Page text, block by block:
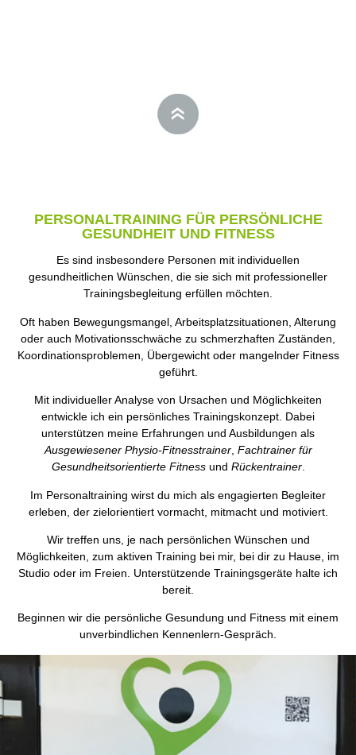
PERSONALTRAINING FÜR PERSÖNLICHE
GESUNDHEIT UND FITNESS
Es sind insbesondere Personen mit individuellen
gesundheitlichen Wünschen, die sie sich mit professioneller
Trainingsbegleitung erfüllen möchten.
Oft haben Bewegungsmangel, Arbeitsplatzsituationen, Alterung
oder auch Motivationsschwäche zu schmerzhaften Zuständen,
Koordinationsproblemen, Übergewicht oder mangelnder Fitness
geführt.
Mit individueller Analyse von Ursachen und Möglichkeiten
entwickle ich ein persönliches Trainingskonzept. Dabei
unterstützen meine Erfahrungen und Ausbildungen als
Ausgewiesener Physio-Fitnesstrainer, Fachtrainer für
Gesundheitsorientierte Fitnessund Rückentrainer.
Im Personaltraining wirst du mich als engagierten Begleiter
erleben, der zielorientiert vormacht, mitmacht und motiviert.
Wir treffen uns, je nach persönlichen Wünschen und
Möglichkeiten, zum aktiven Training bei mir, bei dir zu Hause, im
Studio oder im Freien. Unterstützende Trainingsgeräte halte ich
bereit.
Beginnen wir die persönliche Gesundung und Fitness mit einem
unverbindlichen Kennenlern-Gespräch.